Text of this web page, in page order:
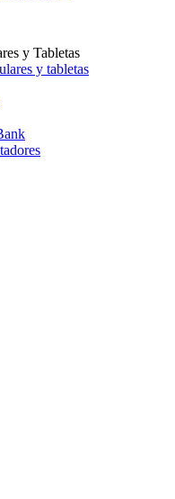
y Tabletas
y tabletas